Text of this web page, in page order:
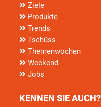
Ziele
Produkte
Trends
Tschüss
Themenwochen
Weekend
Jobs
KENNEN SIE AUCH?